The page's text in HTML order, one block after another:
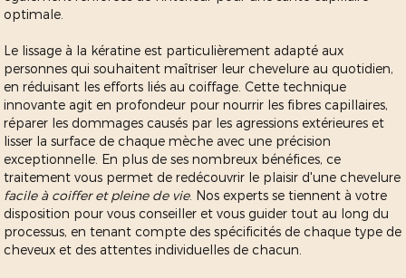
optimale.
Le lissage à la kératine est particulièrement adapté aux
personnes qui souhaitent maîtriser leur chevelure au quotidien,
en réduisant les efforts liés au coiffage. Cette technique
innovante agit en profondeur pour nourrir les fibres capillaires,
réparer les dommages causés par les agressions extérieures et
lisser la surface de chaque mèche avec une précision
exceptionnelle. En plus de ses nombreux bénéfices, ce
traitement vous permet de redécouvrir le plaisir d'une chevelure
facile à coiffer et pleine de vie. Nos experts se tiennent à votre
disposition pour vous conseiller et vous guider tout au long du
processus, en tenant compte des spécificités de chaque type de
cheveux et des attentes individuelles de chacun.